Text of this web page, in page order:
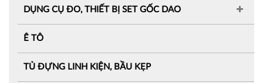
DỤNG CỤ ĐO, THIẾT BỊ SET GỐC DAO
Ê TÔ
TỦ ĐỰNG LINH KIỆN, BẦU KẸP